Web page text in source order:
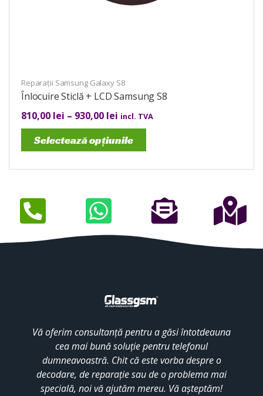
Reparații Samsung Galaxy S8
Înlocuire Sticlă + LCD Samsung S8
810,00 lei – 930,00 lei incl. TVA
Selectează opțiunile
Vă oferim consultanță pentru a găsi întotdeauna
cea mai bună soluție pentru telefonul
dumneavoastră. Chit că este vorba despre o
decodare, de reparație sau de o problema mai
specială, noi vă ajutăm mereu. Vă așteptăm!